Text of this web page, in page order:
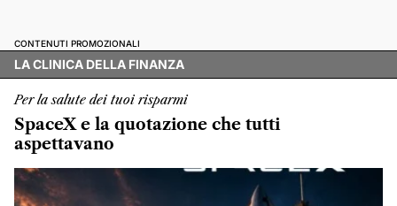
CONTENUTI PROMOZIONALI
LA CLINICA DELLA FINANZA
Per la salute dei tuoi risparmi
SpaceX e la quotazione che tutti
aspettavano